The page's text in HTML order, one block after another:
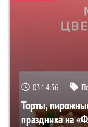
03:14:55
Торты,
праздника на